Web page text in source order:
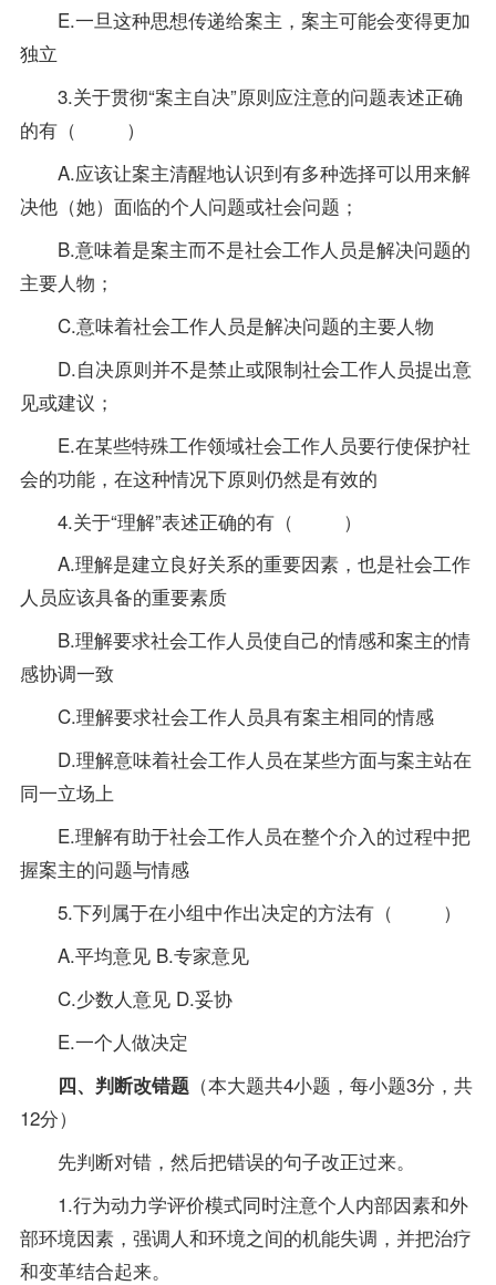
E.一旦这种思想传递给案主，案主可能会变得更加
独立
3.关于贯彻“案主自决”原则应注意的问题表述正确
的有（ ）
A.应该让案主清醒地认识到有多种选择可以用来解
决他（她）面临的个人问题或社会问题；
B.意味着是案主而不是社会工作人员是解决问题的
主要人物；
C.意味着社会工作人员是解决问题的主要人物
D.自决原则并不是禁止或限制社会工作人员提出意
见或建议；
E.在某些特殊工作领域社会工作人员要行使保护社
会的功能，在这种情况下原则仍然是有效的
4.关于“理解”表述正确的有（ ）
A.理解是建立良好关系的重要因素，也是社会工作
人员应该具备的重要素质
B.理解要求社会工作人员使自己的情感和案主的情
感协调一致
C.理解要求社会工作人员具有案主相同的情感
D.理解意味着社会工作人员在某些方面与案主站在
同一立场上
E.理解有助于社会工作人员在整个介入的过程中把
握案主的问题与情感
5.下列属于在小组中作出决定的方法有（ ）
A.平均意见 B.专家意见
C.少数人意见 D.妥协
E.一个人做决定
四、判断改错题（本大题共4小题，每小题3分，共
12分）
先判断对错，然后把错误的句子改正过来。
1.行为动力学评价模式同时注意个人内部因素和外
部环境因素，强调人和环境之间的机能失调，并把治疗
和变革结合起来。